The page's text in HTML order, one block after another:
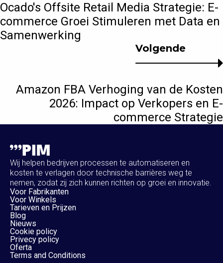
Volgende
Amazon FBA Verhoging van de Kosten
2026: Impact op Verkopers en E-
commerce Strategie
Ocado's Offsite Retail Media Strategie: E-
commerce Groei Stimuleren met Data en
Samenwerking
Wij helpen bedrijven processen te automatiseren en
kosten te verlagen door technische barrières weg te
nemen, zodat zij zich kunnen richten op groei en innovatie.
Voor Fabrikanten
Voor Winkels
Tarieven en Prijzen
Blog
Nieuws
Cookie policy
Privecy policy
Oferta
Terms and Conditions